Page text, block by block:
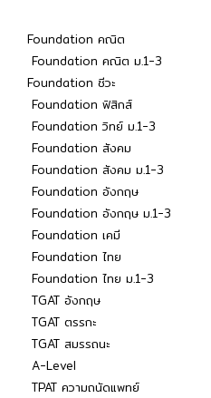
Foundation คณิต
Foundation คณิต ม.1-3
Foundation ชีวะ
Foundation ฟิสิกส์
Foundation วิทย์ ม.1-3
Foundation สังคม
Foundation สังคม ม.1-3
Foundation อังกฤษ
Foundation อังกฤษ ม.1-3
Foundation เคมี
Foundation ไทย
Foundation ไทย ม.1-3
TGAT อังกฤษ
TGAT ตรรกะ
TGAT สมรรถนะ
A-Level
TPAT ความถนัดแพทย์